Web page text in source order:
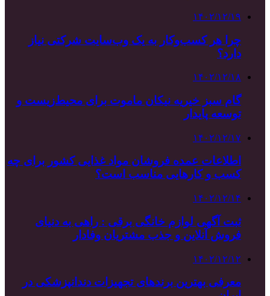
۱۴۰۲/۱۲/۱۹
چرا هر کسب‌وکار به یک وب‌سایت شرکتی نیاز
دارد؟
۱۴۰۲/۱۲/۱۸
گام سبز خیریه نیکان ماموت برای محیط‌زیست و
توسعه پایدار
۱۴۰۲/۱۲/۱۷
اطلاعات عمده فروشان مواد غذایی کشور برای چه
کسب و کارهایی مناسب است؟
۱۴۰۲/۱۲/۱۴
ثبت آگهی لوازم خانگی برقی : راهی به دنیای
فروش آنلاین و جذب مشتریان وفادار
۱۴۰۲/۱۲/۱۲
معرفی بهترین برندهای تجهیزات دندانپزشکی در